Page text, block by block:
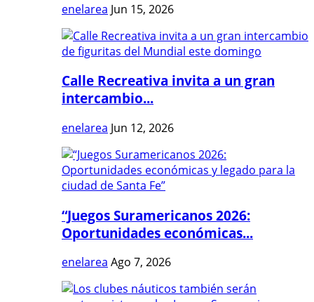
enelarea Jun 15, 2026
Calle Recreativa invita a un gran
intercambio...
enelarea Jun 12, 2026
“Juegos Suramericanos 2026:
Oportunidades económicas...
enelarea Ago 7, 2026